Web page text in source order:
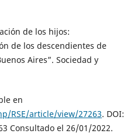
de los hijos:
de los descendientes de
Aires”. Sociedad y
en
RSE/article/view/27263. DOI:
Consultado el 26/01/2022.